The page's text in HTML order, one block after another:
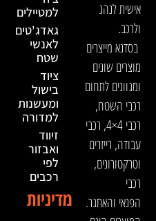
אישית לנהג
ולרכב.
בסדנא מייצרים
מוצרים שונים
ומגוונים לתחום
רכבי השטח,
רכבי 4×4, רכבי
עבודה, רייזרים
וטרקטורונים,
רכבי
הפנאי והאתגר.
למטיילים
גאדג'טים
לאנשי
שטח
ציוד
בישול
ומעשנות
למדורה
זיווד
ואבזור
לפי
רכבים
מדיניות